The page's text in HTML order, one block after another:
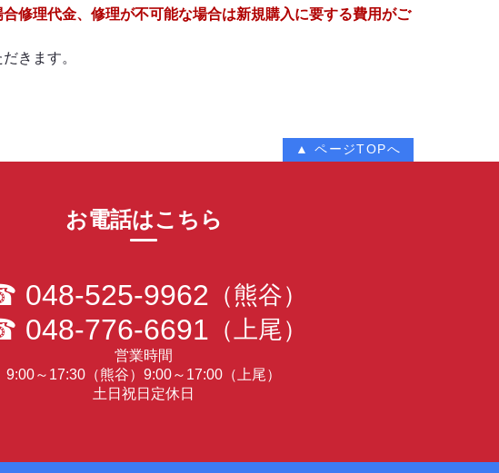
修理代金、修理が不可能な場合は新規購入に要する費用がご
きます。
▲ ページTOPへ
お電話はこちら
048-525-9962 （熊谷）
048-776-6691 （上尾）
営業時間
9:00～17:30（熊谷）9:00～17:00（上尾）
土日祝日定休日